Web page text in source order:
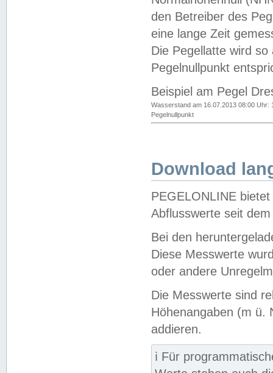
den Betreiber des
eine lange Zeit
Die Pegellatte wird
Pegelnullpunkt
Beispiel am Pegel
Wasserstand am 16.07.2013 08:00 Uhr:
Pegelnullpunkt
Download
PEGELONLINE
Abflusswerte seit
Bei den
Diese Messwerte
oder andere
Die Messwerte sind
Höhenangaben (m ü.
addieren.
ℹ️ Für